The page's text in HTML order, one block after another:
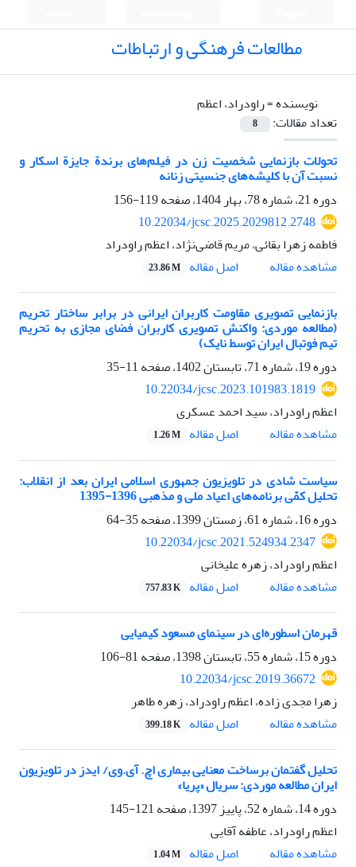
مطالعات فرهنگی و ارتباطات
نویسنده =راودراد، اعظم
تعداد مقالات:
8
تحولات بازنمایی شخصیت زن در فیلم‌های برندة جایزة اسکار و
نسبت آن با کلیشه‌های جنسیتی زنانه
دوره 21، شماره 78، بهار 1404، صفحه
119-156
10.22034/jcsc.2025.2029812.2748
فاطمه زهرا بقائی، مریم قاضی‌نژاد، اعظم راودراد
مشاهده مقاله
اصل مقاله 23.86 M
بازنمایی تصویری مقاومت کاربران ایرانی در برابر ساختار تحریم
(مطالعه موردی: واکنش تصویری کاربران فضای مجازی به تحریم
تیم فوتبال ایران توسط نایک)
دوره 19، شماره 71، تابستان 1402، صفحه
11-35
10.22034/jcsc.2023.101983.1819
اعظم راودراد، سید احمد عسکری
مشاهده مقاله
اصل مقاله 1.26 M
سیاست شادی در تلویزیون جمهوری اسلامی ایران بعد از انقلاب:
تحلیل کمّی برنامه‌های اعیاد ملی و مذهبی 1396-1395
دوره 16، شماره 61، زمستان 1399، صفحه
35-64
10.22034/jcsc.2021.524934.2347
اعظم راودراد، زهره علیخانی
مشاهده مقاله
اصل مقاله 757.83 K
قهرمان اسطوره‌ای در سینمای مسعود کیمیایی
دوره 15، شماره 55، تابستان 1398، صفحه
81-106
10.22034/jcsc.2019.36672
زهرا مجدی زاده، اعظم راودراد، زهره طاهر
مشاهده مقاله
اصل مقاله 399.18 K
تحلیل گفتمان برساخت معنایی بیماری اچ. آی.وی/ ایدز در تلویزیون
ایران مطالعه موردی: سریال «پریا»
دوره 14، شماره 52، پاییز 1397، صفحه
121-145
اعظم راودراد، عاطفه آقایی
مشاهده مقاله
اصل مقاله 1.04 M